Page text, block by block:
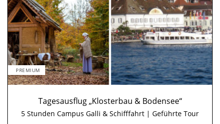
PREMIUM
Tagesausflug „Klosterbau & Bodensee“
5 Stunden Campus Galli & Schifffahrt | Geführte Tour